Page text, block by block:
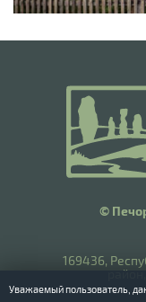
©
169436,
Уважаемый пользователь,